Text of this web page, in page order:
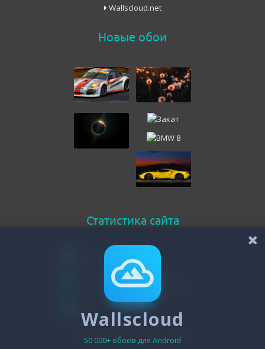
Wallscloud.net
Новые обои
Статистика сайта
Онлайн всего
Гостей
Пользователей
3
Зарегистрировано - 19474
Wallscloud
50 000+ обоев для Android